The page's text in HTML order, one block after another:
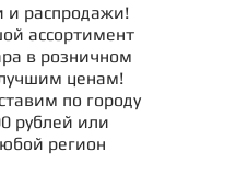
и распродажи!
ассортимент
в розничном
ценам!
по городу
рублей или
регион